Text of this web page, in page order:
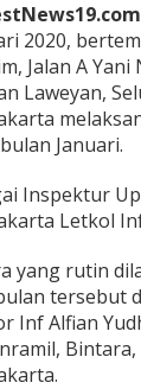
a
2020,
Jalan A Yani
Laweyan,
Januari.
Inspektur
Letkol
yang rutin
tersebut
Inf Alfian
Bintara,